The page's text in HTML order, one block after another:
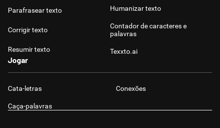
Parafrasear texto
Corrigir texto
Resumir texto
Humanizar texto
Contador de caracteres e
palavras
Texxto.ai
Jogar
Cata-letras Conexões
Caça-palavras